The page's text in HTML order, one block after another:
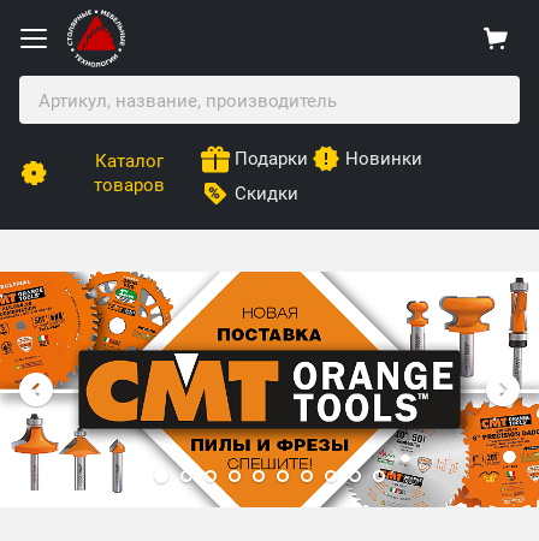
Каталог
товаров
Подарки
Новинки
Скидки
Столярные Мебельные Технологии